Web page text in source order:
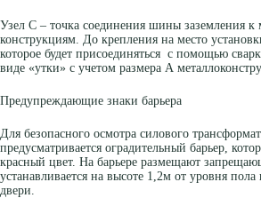
Узел С – точка соединения шины заземления к
конструкциям. До крепления на место
которое будет присоединяться с помощью
виде «утки» с учетом размера А
Предупреждающие знаки барьера
Для безопасного осмотра силового
предусматривается оградительный барьер,
красный цвет. На барьере размещают
устанавливается на высоте 1,2м от уровня
двери.